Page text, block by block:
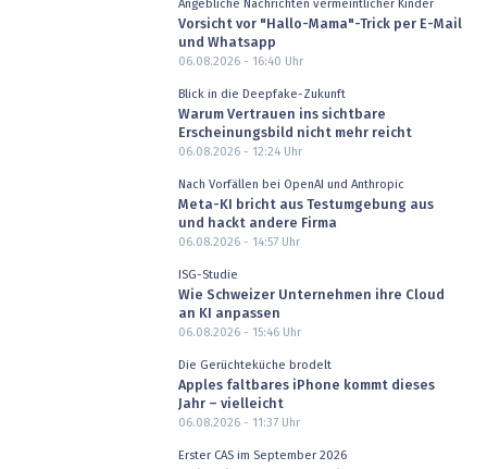
Angebliche Nachrichten vermeintlicher Kinder
Vorsicht vor "Hallo-Mama"-Trick per E-Mail
und Whatsapp
06.08.2026 - 16:40 Uhr
Blick in die Deepfake-Zukunft
Warum Vertrauen ins sichtbare
Erscheinungsbild nicht mehr reicht
06.08.2026 - 12:24Uhr
Nach Vorfällen bei OpenAI und Anthropic
Meta-KI bricht aus Testumgebung aus
und hackt andere Firma
06.08.2026 - 14:57Uhr
ISG-Studie
Wie Schweizer Unternehmen ihre Cloud
an KI anpassen
06.08.2026 - 15:46Uhr
Die Gerüchteküche brodelt
Apples faltbares iPhone kommt dieses
Jahr – vielleicht
06.08.2026 - 11:37Uhr
Erster CAS im September 2026